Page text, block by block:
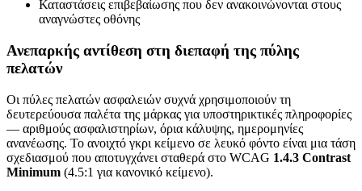
Καταστάσεις επιβεβαίωσης που δεν ανακοινώνονται στους
αναγνώστες οθόνης
Ανεπαρκής αντίθεση στη διεπαφή της πύλης
πελατών
Οι πύλες πελατών ασφαλειών συχνά χρησιμοποιούν τη
δευτερεύουσα παλέτα της μάρκας για υποστηρικτικές πληροφορίες
— αριθμούς ασφαλιστηρίων, όρια κάλυψης, ημερομηνίες
ανανέωσης. Το ανοιχτό γκρι κείμενο σε λευκό φόντο είναι μια τάση
σχεδιασμού που αποτυγχάνει σταθερά στο WCAG 1.4.3 Contrast
Minimum (4.5:1 για κανονικό κείμενο).